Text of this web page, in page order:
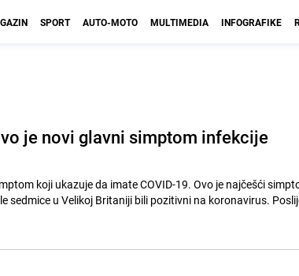
SPORT AUTO-MOTO MULTIMEDIA INFOGRAFIKE
je novi glavni simptom infekcije
koji ukazuje da imate COVID-19. Ovo je najčešći
sedmice u Velikoj Britaniji bili pozitivni na koronavirus.